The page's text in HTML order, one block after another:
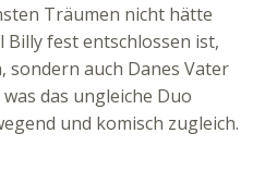
Träumen nicht hätte
Billy fest entschlossen ist,
sondern auch Danes Vater
das ungleiche Duo
und komisch zugleich.